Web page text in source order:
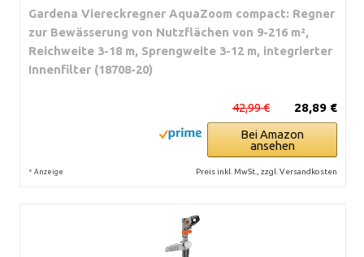
Gardena Viereckregner AquaZoom compact: Regner
zur Bewässerung von Nutzflächen von 9-216 m²,
Reichweite 3-18 m, Sprengweite 3-12 m, integrierter
Innenfilter (18708-20)
28,89 €
42,99 €
Bei Amazon
ansehen
* Anzeige Preis inkl. MwSt., zzgl. Versandkosten